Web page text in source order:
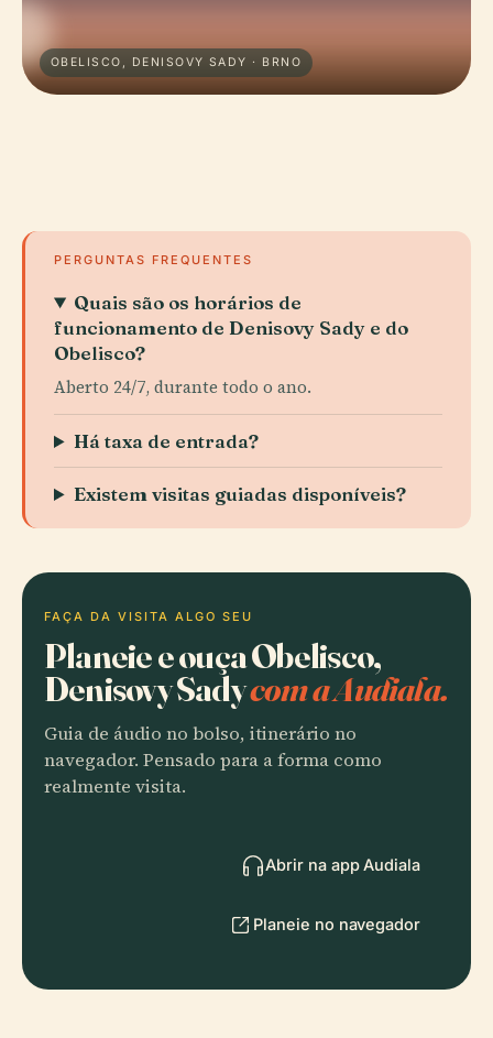
OBELISCO, DENISOVY SADY · BRNO
PERGUNTAS FREQUENTES
Quais são os horários de
funcionamento de Denisovy Sady e do
Obelisco?
Aberto 24/7, durante todo o ano.
Há taxa de entrada?
Existem visitas guiadas disponíveis?
FAÇA DA VISITA ALGO SEU
Planeie e ouça Obelisco,
Denisovy Sadycom a Audiala.
Guia de áudio no bolso, itinerário no
navegador. Pensado para a forma como
realmente visita.
Abrir na app Audiala
Planeie no navegador